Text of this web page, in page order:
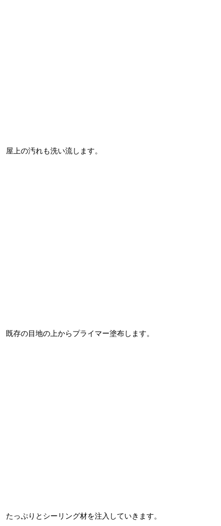
屋上の汚れも洗い流します。
既存の目地の上からプライマー塗布します。
たっぷりとシーリング材を注入していきます。